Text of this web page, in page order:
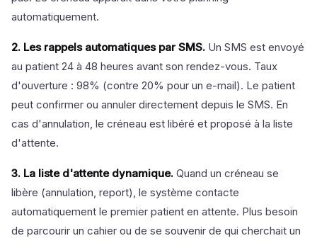
automatiquement.
2. Les rappels automatiques par SMS. Un SMS est envoyé
au patient 24 à 48 heures avant son rendez-vous. Taux
d'ouverture : 98% (contre 20% pour un e-mail). Le patient
peut confirmer ou annuler directement depuis le SMS. En
cas d'annulation, le créneau est libéré et proposé à la liste
d'attente.
3. La liste d'attente dynamique. Quand un créneau se
libère (annulation, report), le système contacte
automatiquement le premier patient en attente. Plus besoin
de parcourir un cahier ou de se souvenir de qui cherchait un